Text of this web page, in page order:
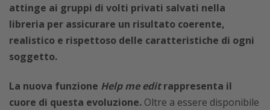
attinge ai gruppi di volti privati salvati nella
libreria per assicurare un risultato coerente,
realistico e rispettoso delle caratteristiche di ogni
soggetto.
La nuova funzione Help me editrappresenta il
cuore di questa evoluzione. Oltre a essere disponibile